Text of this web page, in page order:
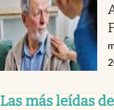
Las más leídas